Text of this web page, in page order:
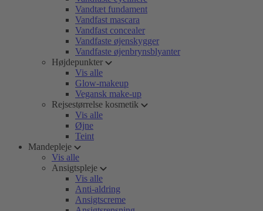
Vandtæt fundament
Vandfast mascara
Vandfast concealer
Vandfaste øjenskygger
Vandfaste øjenbrynsblyanter
Højdepunkter
Vis alle
Glow-makeup
Vegansk make-up
Rejsestørrelse kosmetik
Vis alle
Øjne
Teint
Mandepleje
Vis alle
Ansigtspleje
Vis alle
Anti-aldring
Ansigtscreme